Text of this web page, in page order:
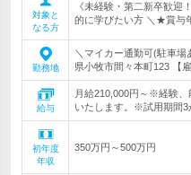
対象と
なる方
《未経験・第二新卒歓
的に学びたい方 ＼★賞与
勤務地
＼マイカー通勤可(駐車場
県小牧市間々本町123 【
給与
月給210,000円～※経験、
いたします。※試用期間
初年度
年収
350万円～500万円